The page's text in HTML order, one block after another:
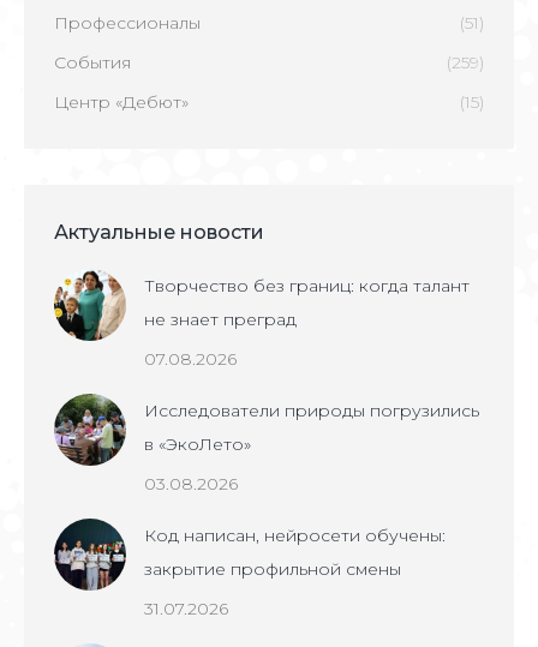
Профессионалы
(51)
События
(259)
Центр «Дебют»
(15)
Актуальные новости
Творчество без границ: когда талант
не знает преград
07.08.2026
Исследователи природы погрузились
в «ЭкоЛето»
03.08.2026
Код написан, нейросети обучены:
закрытие профильной смены
31.07.2026